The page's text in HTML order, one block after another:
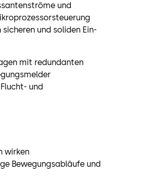
und
und soliden Ein-
mit redundanten
und
wirken
Bewegungsabläufe und